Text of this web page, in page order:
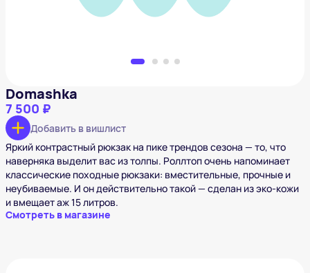
Domashka
7 500 ₽
Добавить в вишлист
Яркий контрастный рюкзак на пике трендов сезона — то, что
наверняка выделит вас из толпы. Роллтоп очень напоминает
классические походные рюкзаки: вместительные, прочные и
неубиваемые. И он действительно такой — сделан из эко-кожи
и вмещает аж 15 литров.
Смотреть в магазине